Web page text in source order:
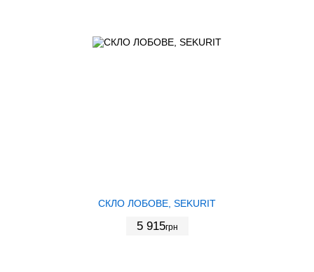
СКЛО ЛОБОВЕ, SEKURIT
5 915грн